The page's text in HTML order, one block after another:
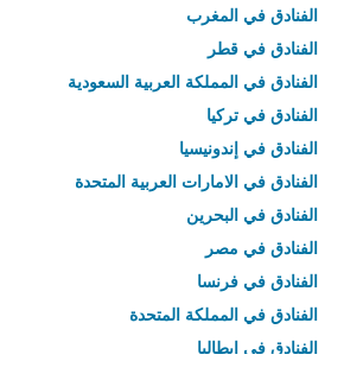
الفنادق في المغرب
الفنادق في قطر
الفنادق في المملكة العربية السعودية
الفنادق في تركيا
الفنادق في إندونيسيا
الفنادق في الامارات العربية المتحدة
الفنادق في البحرين
الفنادق في مصر
الفنادق في فرنسا
الفنادق في المملكة المتحدة
الفنادق في إيطاليا